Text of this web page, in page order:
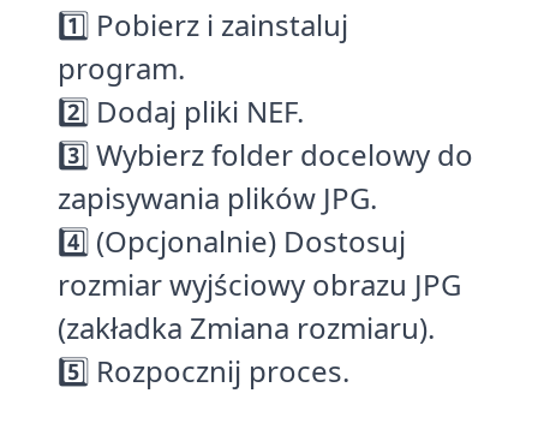
1️⃣ Pobierz i zainstaluj
program.
2️⃣ Dodaj pliki NEF.
3️⃣ Wybierz folder docelowy do
zapisywania plików JPG.
4️⃣ (Opcjonalnie) Dostosuj
rozmiar wyjściowy obrazu JPG
(zakładka Zmiana rozmiaru).
5️⃣ Rozpocznij proces.